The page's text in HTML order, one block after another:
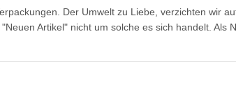
Der Umwelt zu Liebe, verzichten wir
Artikel" nicht um solche es sich handelt. Als